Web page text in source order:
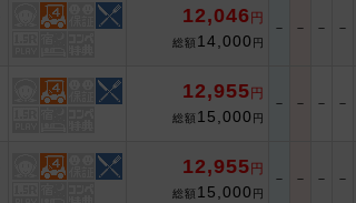
12,046 円
総額 14,000 円
－ － － －
12,955 円
総額 15,000 円
－ － － －
12,955 円
総額 15,000 円
－ － － －